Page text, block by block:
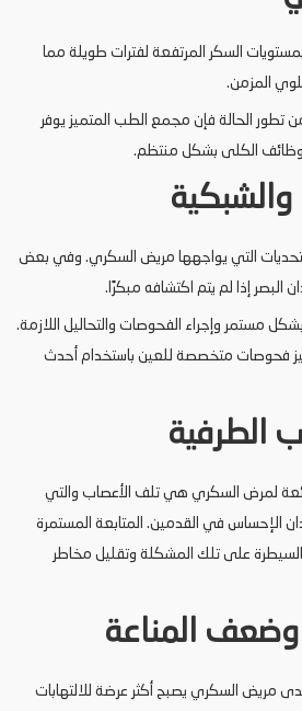
بمستويات السكر المرتفعة لفترات طويلة مما
المزمن.
تطور الحالة فإن مجمع الطب المتميز يوفر
وظائف الكلى بشكل منتظم.
التحديات التي يواجهها مريض السكري. وفي بعض
البصر إذا لم يتم اكتشافه مبكرًا.
مستمر وإجراء الفحوصات والتحاليل اللازمة.
فحوصات متخصصة للعين باستخدام أحدث
الطرفية
لمرض السكري هي تلف الأعصاب والتي
الإحساس في القدمين. المتابعة المستمرة
على تلك المشكلة وتقليل مخاطر
المناعة
مريض السكري يصبح أكثر عرضة للالتهابات